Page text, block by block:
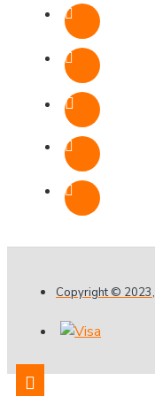
Copyright © 2023,